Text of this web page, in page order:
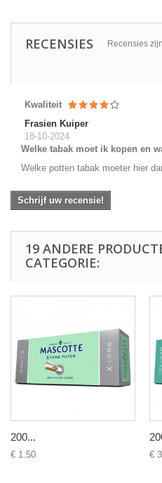
RECENSIES Recensies
Kwaliteit
Frasien Kuiper
18-10-2024
Welke tabak moet ik kopen en
Welke potten tabak moeter hier
Schrijf uw recensie!
19 ANDERE
CATEGORIE:
200...
€ 1.50 €